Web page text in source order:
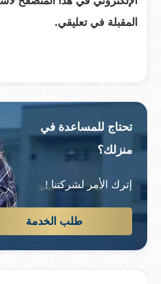
المقبلة في تعليقي.
تحتاج للمساعدة في
منزلك؟
إترك الأمر لشركتنا !
طلب الخدمة